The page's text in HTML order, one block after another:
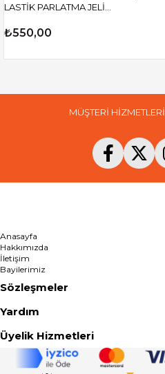
LASTİK PARLATMA JELİ
₺550,00
MÜŞTERİ HİZMETLERİ
Anasayfa
Hakkımızda
İletişim
Bayilerimiz
Sözleşmeler
Yardım
Üyelik Hizmetleri